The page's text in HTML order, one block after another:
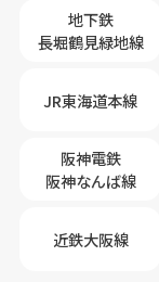
地下鉄
長堀鶴見緑地線
JR東海道本線
阪神電鉄
阪神なんば線
近鉄大阪線